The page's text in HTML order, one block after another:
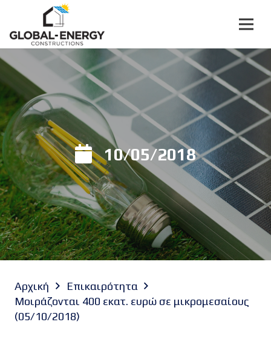
10/05/2018
Αρχική
Επικαιρότητα
Μοιράζονται 400 εκατ. ευρώ σε μικρομεσαίους
(05/10/2018)